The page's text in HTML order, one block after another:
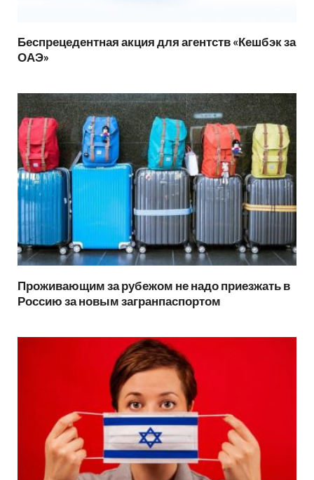
Беспрецедентная акция для агентств «Кешбэк за
ОАЭ»
Проживающим за рубежом не надо приезжать в
Россию за новым загранпаспортом